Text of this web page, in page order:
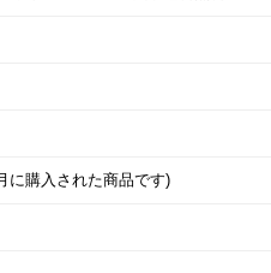
に購入された商品です)